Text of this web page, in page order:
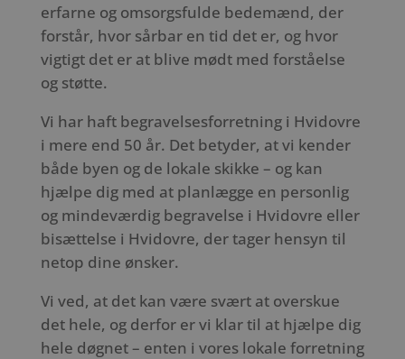
erfarne og omsorgsfulde bedemænd, der
forstår, hvor sårbar en tid det er, og hvor
vigtigt det er at blive mødt med forståelse
og støtte.
Vi har haft begravelsesforretning i Hvidovre
i mere end 50 år. Det betyder, at vi kender
både byen og de lokale skikke – og kan
hjælpe dig med at planlægge en personlig
og mindeværdig begravelse i Hvidovre eller
bisættelse i Hvidovre, der tager hensyn til
netop dine ønsker.
Vi ved, at det kan være svært at overskue
det hele, og derfor er vi klar til at hjælpe dig
hele døgnet – enten i vores lokale forretning